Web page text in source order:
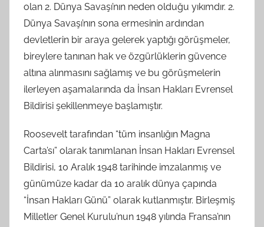
olan 2. Dünya Savaşı’nın neden olduğu yıkımdır. 2.
Dünya Savaşı’nın sona ermesinin ardından
devletlerin bir araya gelerek yaptığı görüşmeler,
bireylere tanınan hak ve özgürlüklerin güvence
altına alınmasını sağlamış ve bu görüşmelerin
ilerleyen aşamalarında da İnsan Hakları Evrensel
Bildirisi şekillenmeye başlamıştır.
Roosevelt tarafından “tüm insanlığın Magna
Carta’sı” olarak tanımlanan İnsan Hakları Evrensel
Bildirisi, 10 Aralık 1948 tarihinde imzalanmış ve
günümüze kadar da 10 aralık dünya çapında
“İnsan Hakları Günü” olarak kutlanmıştır. Birleşmiş
Milletler Genel Kurulu’nun 1948 yılında Fransa’nın